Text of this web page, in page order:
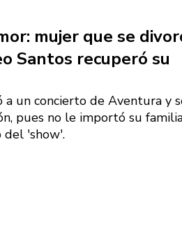
mujer que se
Santos recuperó su
a un concierto de Aventura y
pues no le importó su
del 'show'.